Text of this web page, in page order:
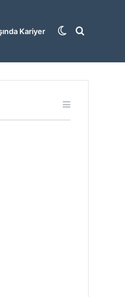
Kariyer Arama
Dış